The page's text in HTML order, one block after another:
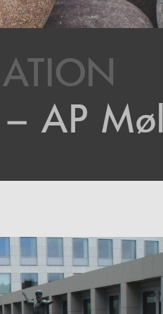
– AP
Bohus, Flammad, AP Möller
Hallindens Granit AB